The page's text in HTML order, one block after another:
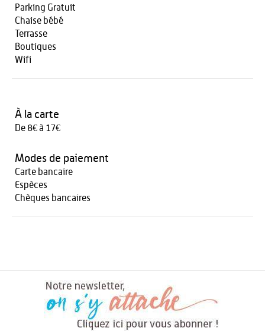
Parking Gratuit
Chaise bébé
Terrasse
Boutiques
Wifi
À la carte
De 8€ à 17€
Modes de paiement
Carte bancaire
Espèces
Chèques bancaires